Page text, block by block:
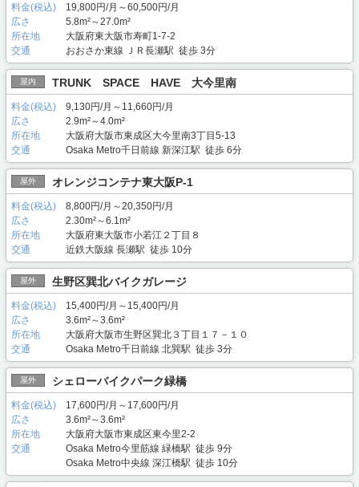
料金(税込)
19,800円/月～60,500円/月
広さ
5.8m²～27.0m²
所在地
大阪府東大阪市寿町1-7-2
交通
おおさか東線 ＪＲ長瀬駅 徒歩 3分
屋内 TRUNK SPACE HAVE 大今里南
料金(税込)
9,130円/月～11,660円/月
広さ
2.9m²～4.0m²
所在地
大阪府大阪市東成区大今里南3丁目5-13
交通
Osaka Metro千日前線 新深江駅 徒歩 6分
屋外 オレンジコンテナ東大阪P-1
料金(税込)
8,800円/月～20,350円/月
広さ
2.30m²～6.1m²
所在地
大阪府東大阪市小若江２丁目８
交通
近鉄大阪線 長瀬駅 徒歩 10分
屋外 生野区巽北バイクガレージ
料金(税込)
15,400円/月～15,400円/月
広さ
3.6m²～3.6m²
所在地
大阪府大阪市生野区巽北３丁目１７－１０
交通
Osaka Metro千日前線 北巽駅 徒歩 3分
屋外 シェローバイクパーク緑橋
料金(税込)
17,600円/月～17,600円/月
広さ
3.6m²～3.6m²
所在地
大阪府大阪市東成区東今里2-2
交通
Osaka Metro今里筋線 緑橋駅 徒歩 9分
Osaka Metro中央線 深江橋駅 徒歩 10分